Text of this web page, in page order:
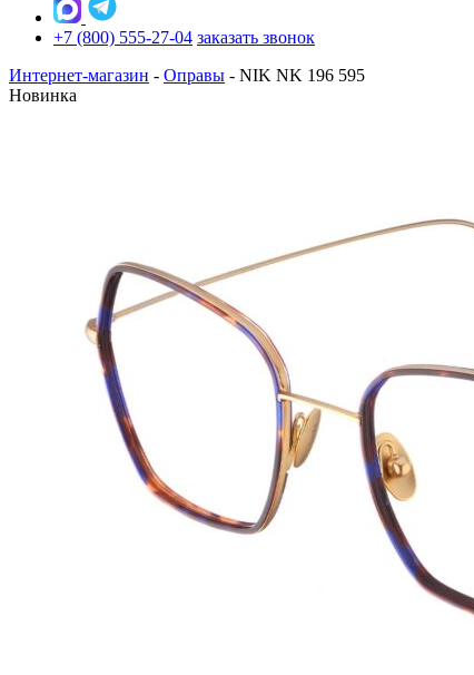
+7 (800) 555-27-04 заказать звонок
Интернет-магазин - Оправы - NIK NK 196 595
Новинка